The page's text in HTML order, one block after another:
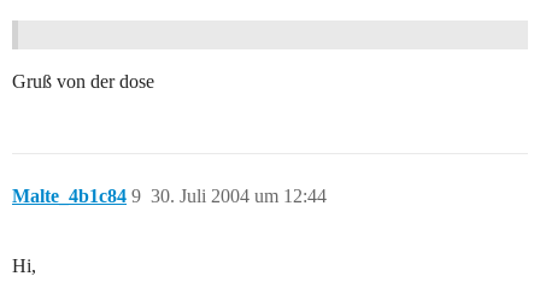
Gruß von der dose
Malte_4b1c84 30. Juli 2004 um 12:44
9
Hi,